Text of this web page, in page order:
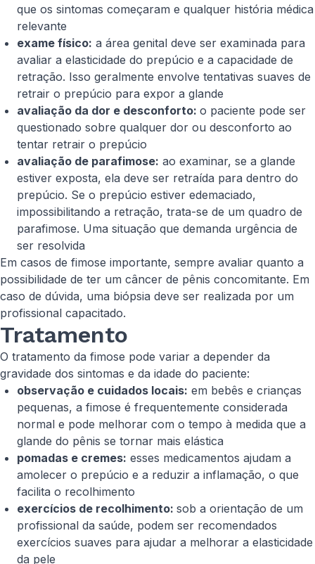
que os sintomas começaram e qualquer história médica
relevante
exame físico: a área genital deve ser examinada para
avaliar a elasticidade do prepúcio e a capacidade de
retração. Isso geralmente envolve tentativas suaves de
retrair o prepúcio para expor a glande
avaliação da dor e desconforto: o paciente pode ser
questionado sobre qualquer dor ou desconforto ao
tentar retrair o prepúcio
avaliação de parafimose: ao examinar, se a glande
estiver exposta, ela deve ser retraída para dentro do
prepúcio. Se o prepúcio estiver edemaciado,
impossibilitando a retração, trata-se de um quadro de
parafimose. Uma situação que demanda urgência de
ser resolvida
Em casos de fimose importante, sempre avaliar quanto a
possibilidade de ter um câncer de pênis concomitante. Em
caso de dúvida, uma biópsia deve ser realizada por um
profissional capacitado.
Tratamento
O tratamento da fimose pode variar a depender da
gravidade dos sintomas e da idade do paciente:
observação e cuidados locais: em bebês e crianças
pequenas, a fimose é frequentemente considerada
normal e pode melhorar com o tempo à medida que a
glande do pênis se tornar mais elástica
pomadas e cremes: esses medicamentos ajudam a
amolecer o prepúcio e a reduzir a inflamação, o que
facilita o recolhimento
exercícios de recolhimento: sob a orientação de um
profissional da saúde, podem ser recomendados
exercícios suaves para ajudar a melhorar a elasticidade
da pele